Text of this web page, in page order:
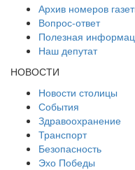
Архив номеров
Вопрос-ответ
Полезная
Наш депутат
НОВОСТИ
Новости столицы
События
Здравоохранение
Транспорт
Безопасность
Эхо Победы